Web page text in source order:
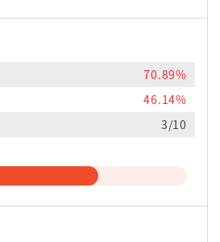
70.89%
46.14%
3/10